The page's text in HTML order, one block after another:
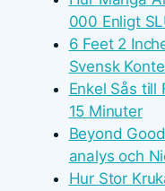
000 Enligt
6 Feet 2
Svensk
Enkel Sås till
15 Minuter
Beyond
analys och
Hur Stor